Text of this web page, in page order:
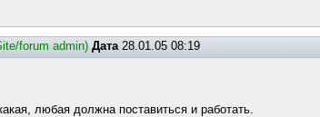
forum admin) Дата28.01.05 08:19
любая должна поставиться и работать.